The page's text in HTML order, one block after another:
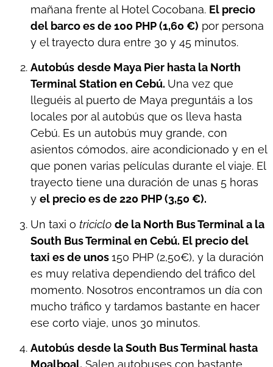
mañana frente al Hotel Cocobana. El precio
del barco es de 100 PHP (1,60 €) por persona
y el trayecto dura entre 30 y 45 minutos.
Autobús desde Maya Pier hasta la North
Terminal Station en Cebú. Una vez que
lleguéis al puerto de Maya preguntáis a los
locales por al autobús que os lleva hasta
Cebú. Es un autobús muy grande, con
asientos cómodos, aire acondicionado y en el
que ponen varias películas durante el viaje. El
trayecto tiene una duración de unas 5 horas
y el precio es de 220 PHP (3,50 €).
Un taxi o triciclo de la North Bus Terminal a la
South Bus Terminal en Cebú. El precio del
taxi es de unos150 PHP (2,50€), y la duración
es muy relativa dependiendo del tráfico del
momento. Nosotros encontramos un día con
mucho tráfico y tardamos bastante en hacer
ese corto viaje, unos 30 minutos.
Autobús desde la South Bus Terminal hasta
Moalboal. Salen autobuses con bastante